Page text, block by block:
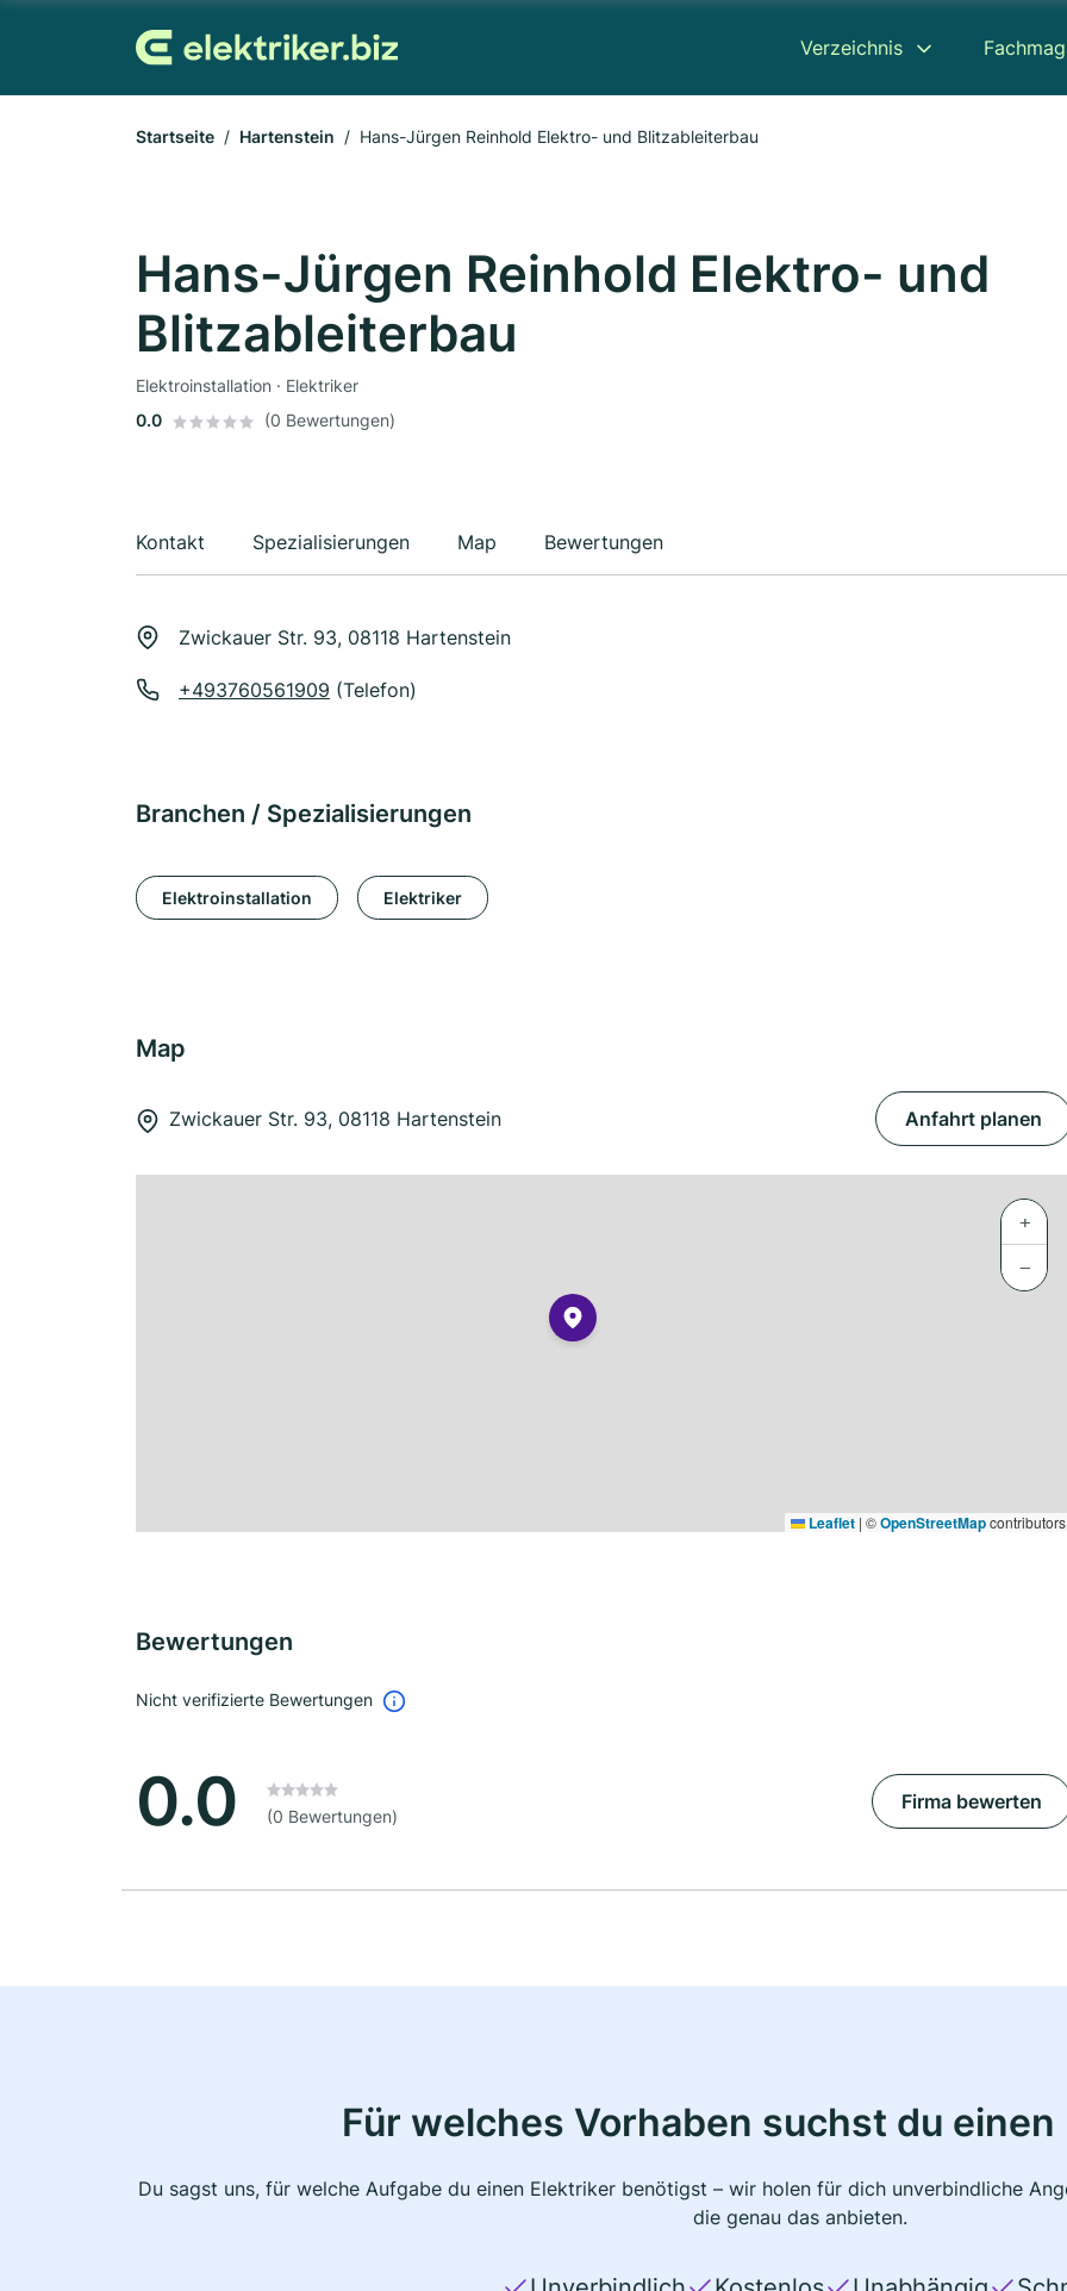
Verzeichnis
Startseite Hartenstein Hans-Jürgen Reinhold Elektro- und Blitzableiterbau
Hans-Jürgen Reinhold Elektro- und
Blitzableiterbau
Elektroinstallation · Elektriker
0.0
(0 Bewertungen)
Kontakt Spezialisierungen Map Bewertungen
Zwickauer Str. 93, 08118 Hartenstein
+493760561909 (Telefon)
Branchen / Spezialisierungen
Elektroinstallation Elektriker
Map
Zwickauer Str. 93, 08118 Hartenstein Anfahrt planen
+
−
Leaflet | ©OpenStreetMapcontributors
Bewertungen
Nicht verifizierte Bewertungen
0.0 (0 Bewertungen)
Firma bewerten
Für welches Vorhaben suchst du einen
Du sagst uns, für welche Aufgabe du einen Elektriker benötigst – wir holen für dich unverbindliche
die genau das anbieten.